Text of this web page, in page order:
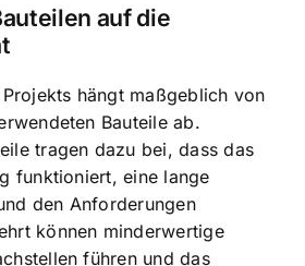
auf die
hängt maßgeblich von
Bauteile ab.
tragen dazu bei, dass das
funktioniert, eine lange
den Anforderungen
können minderwertige
führen und das